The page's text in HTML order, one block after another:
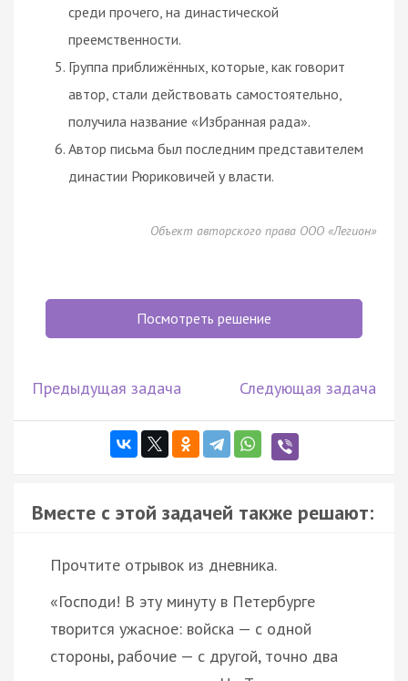
среди прочего, на династической
преемственности.
Группа приближённых, которые, как говорит
автор, стали действовать самостоятельно,
получила название «Избранная рада».
Автор письма был последним представителем
династии Рюриковичей у власти.
Объект авторского права ООО «Легион»
Посмотреть решение
Предыдущая задача Следующая задача
Вместе с этой задачей также решают:
Прочтите отрывок из дневника.
«Господи! В эту минуту в Петербурге
творится ужасное: войска — с одной
стороны, рабочие — с другой, точно два